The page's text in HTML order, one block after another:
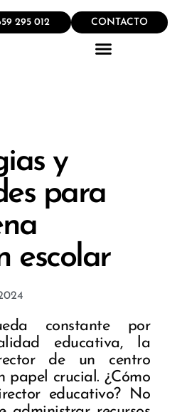
295 012 CONTACTO
y
para
escolar
constante por
educativa, la
de un centro
papel crucial. ¿Cómo
educativo? No